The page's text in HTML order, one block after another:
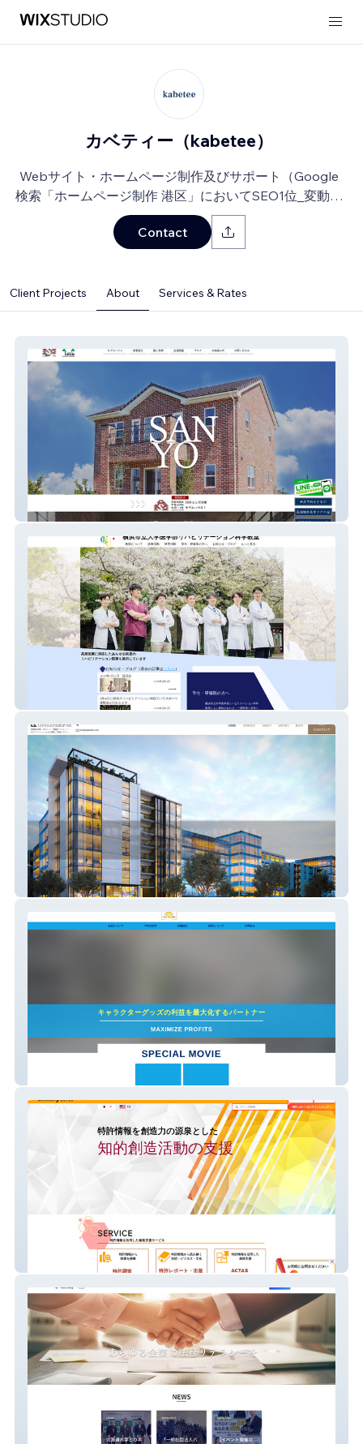
カベティー（kabetee）
Webサイト・ホームページ制作及びサポート（Google
検索「ホームページ制作 港区」においてSEO1位_変動あ
り）。
Contact
Client Projects About Services & Rates
sanyohome
横浜市立大学リハビリテーション科学教室
atakikaku
株式会社ネオテクノロジー